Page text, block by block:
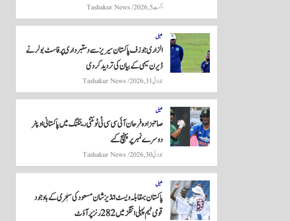
اگست 5, 2026 Tashakur News
کھیل
الزاری جوزف پاکستان سیریز سے دستبرداری پر فاسٹ بولر نے
ڈیرن سیمی کے بیان کی تردید کر دی
جولائی 31, 2026 Tashakur News
کھیل
صاحبزادہ فرحان آئی سی سی ٹی ٹوئنٹی رینکنگ میں پاکستانی اوپنر
دوسرے نمبر پر پہنچ گئے
جولائی 30, 2026 Tashakur News
کھیل
پاکستان بمقابلہ ویسٹ انڈیز شان مسعود کی سنچری کے باوجود
قومی ٹیم پہلی اننگز میں 282 رنز پر آؤٹ